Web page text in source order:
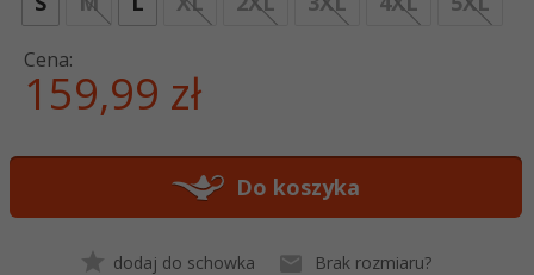
Cena:
159,99 zł
Do koszyka
dodaj do schowka Brak rozmiaru?